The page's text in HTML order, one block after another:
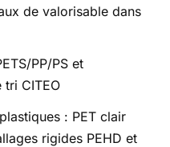
de valorisable dans
PP/PS et
tri CITEO
: PET clair
rigides PEHD et